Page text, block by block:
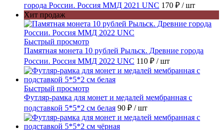
города России. Россия ММД 2021 UNC 170 ₽ / шт
Хит продаж
Быстрый просмотр
Памятная монета 10 рублей Рыльск. Древние города
России. Россия ММД 2022 UNC 110 ₽ / шт
Быстрый просмотр
Футляр-рамка для монет и медалей мембранная с
подставкой 5*5*2 см белая 90 ₽ / шт